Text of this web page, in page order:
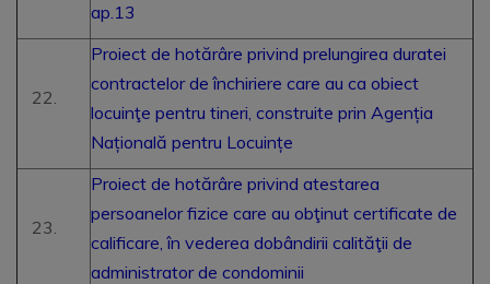
ap.13
Proiect de hotărâre privind prelungirea duratei
contractelor de închiriere care au ca obiect
locuinţe pentru tineri, construite prin Agenția
Națională pentru Locuințe
Proiect de hotărâre privind atestarea
persoanelor fizice care au obţinut certificate de
calificare, în vederea dobândirii calităţii de
administrator de condominii